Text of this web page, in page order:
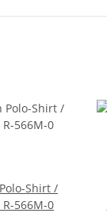
Shirt /
R-566M-0